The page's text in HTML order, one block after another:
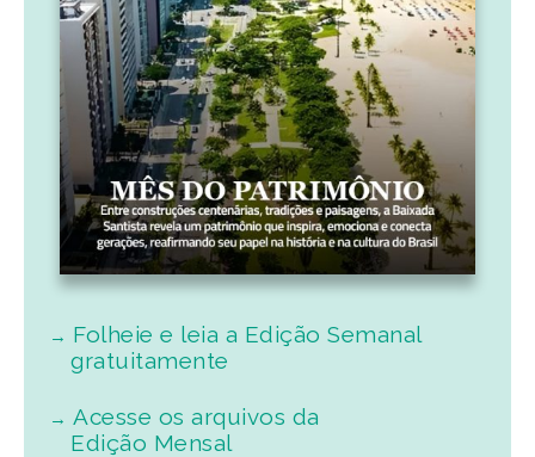
Folheie e leia a Edição Semanal
gratuitamente
Acesse os arquivos da
Edição Mensal